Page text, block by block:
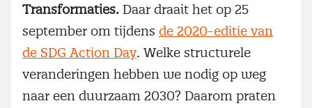
Transformaties. Daar draait het op 25
september om tijdens de 2020-editie van
de SDG Action Day. Welke structurele
veranderingen hebben we nodig op weg
naar een duurzaam 2030? Daarom praten